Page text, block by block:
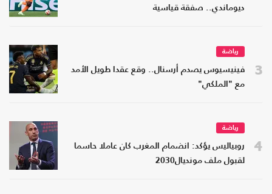
ديوماندي.. صفقة قياسية
3
رياضة
فينيسيوس يصدم أرسنال.. وقع عقدا طويل الأمد
مع "الملكي"
4
رياضة
روبياليس يؤكد: انضمام المغرب كان عاملا حاسما
لقبول ملف مونديال2030